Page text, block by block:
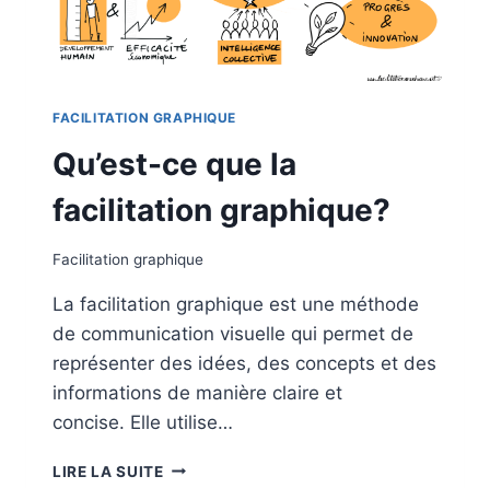
FACILITATION GRAPHIQUE
Qu’est-ce que la
facilitation graphique?
Facilitation graphique
La facilitation graphique est une méthode
de communication visuelle qui permet de
représenter des idées, des concepts et des
informations de manière claire et
concise. Elle utilise…
LIRE LA SUITEQU’EST-